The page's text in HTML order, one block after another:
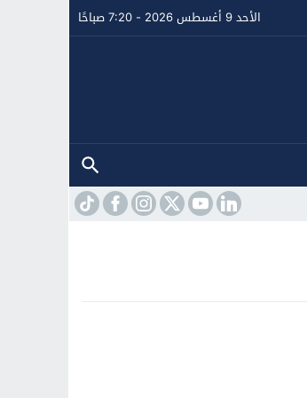
الأحد 9 أغسطس 2026 - 7:20 صباحًا